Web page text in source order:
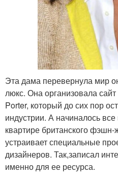
Эта дама перевернула мир
люкс. Она организовала
Porter, который до сих пор
индустрии. А начиналось
квартире британского
устраивает специальные
дизайнеров. Так,записал
именно для ее ресурса.